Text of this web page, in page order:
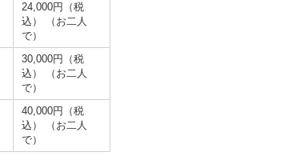
24,000円（税
込） （お二人
で）
30,000円（税
込） （お二人
で）
40,000円（税
込） （お二人
で）